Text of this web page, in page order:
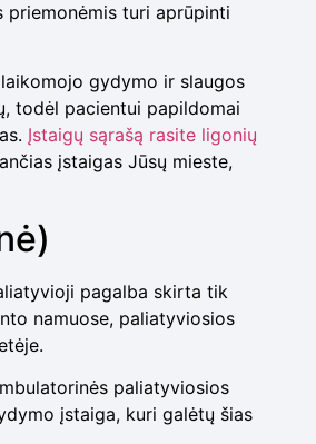
priemonėmis turi aprūpinti
gydymo ir slaugos
todėl pacientui papildomai
Įstaigų sąrašą rasite ligonių
įstaigas Jūsų mieste,
pagalba skirta tik
namuose, paliatyviosios
paliatyviosios
įstaiga, kuri galėtų šias